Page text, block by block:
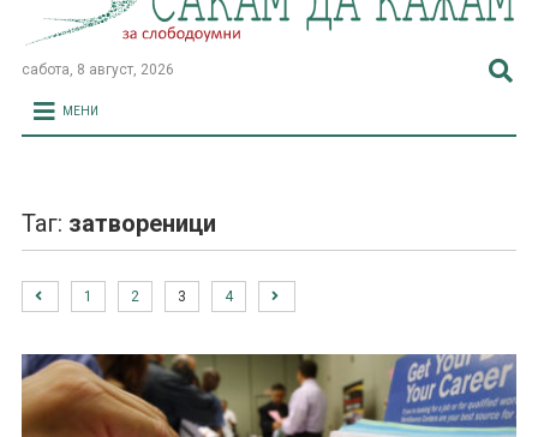
сабота, 8 август, 2026
МЕНИ
Таг: затвореници
1 2 3 4